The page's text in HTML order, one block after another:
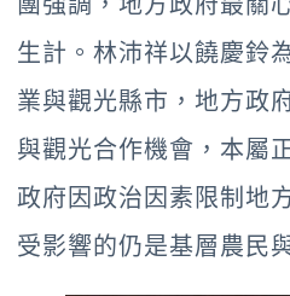
生計。林沛祥以饒慶鈴
業與觀光縣市，地方政
與觀光合作機會，本屬
政府因政治因素限制地
受影響的仍是基層農民